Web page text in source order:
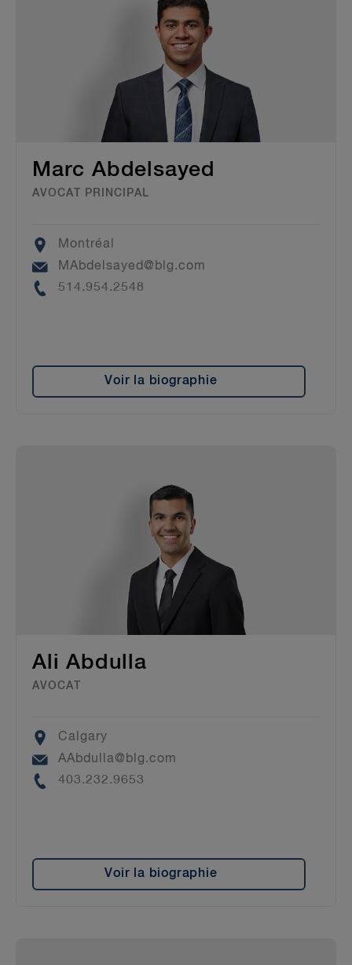
Marc Abdelsayed
AVOCAT PRINCIPAL
Location
Montréal
Email
MAbdelsayed@blg.com
Phone
514.954.2548
Voir la biographie
Ali Abdulla
AVOCAT
Location
Calgary
Email
AAbdulla@blg.com
Phone
403.232.9653
Voir la biographie